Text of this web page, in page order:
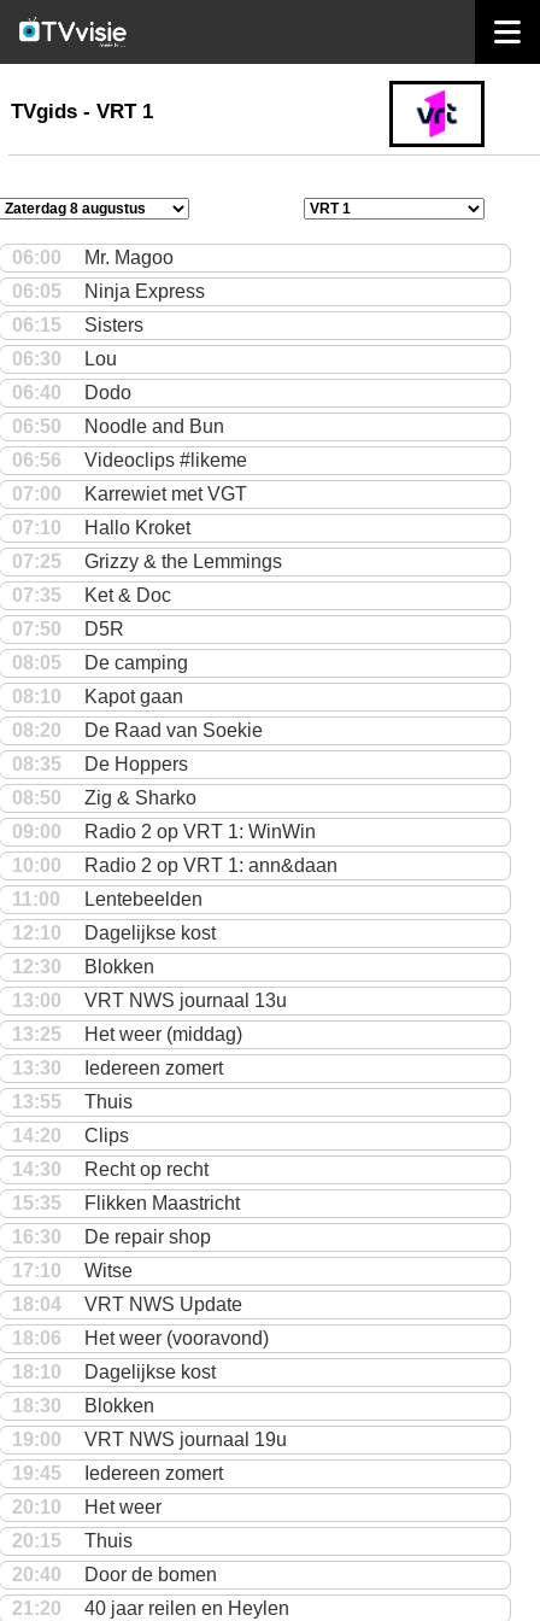
TVgids
TVgids - VRT 1
06:00
Mr. Magoo
06:05
Ninja Express
06:15
Sisters
06:30
Lou
06:40
Dodo
06:50
Noodle and Bun
06:56
Videoclips #likeme
07:00
Karrewiet met VGT
07:10
Hallo Kroket
07:25
Grizzy & the Lemmings
07:35
Ket & Doc
07:50
D5R
08:05
De camping
08:10
Kapot gaan
08:20
De Raad van Soekie
08:35
De Hoppers
08:50
Zig & Sharko
09:00
Radio 2 op VRT 1: WinWin
10:00
Radio 2 op VRT 1: ann&daan
11:00
Lentebeelden
12:10
Dagelijkse kost
12:30
Blokken
13:00
VRT NWS journaal 13u
13:25
Het weer (middag)
13:30
Iedereen zomert
13:55
Thuis
14:20
Clips
14:30
Recht op recht
15:35
Flikken Maastricht
16:30
De repair shop
17:10
Witse
18:04
VRT NWS Update
18:06
Het weer (vooravond)
18:10
Dagelijkse kost
18:30
Blokken
19:00
VRT NWS journaal 19u
19:45
Iedereen zomert
20:10
Het weer
20:15
Thuis
20:40
Door de bomen
21:20
40 jaar reilen en Heylen